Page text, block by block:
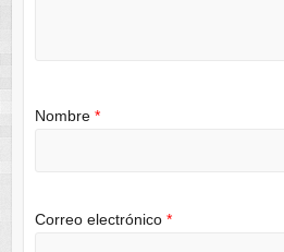
Nombre *
Correo electrónico *